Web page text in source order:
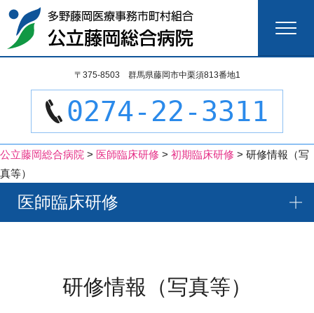
検
索:
〒375-8503 群馬県藤岡市中栗須813番地1
0274-22-3311
公立藤岡総合病院 > 医師臨床研修 > 初期臨床研修 > 研修情報（写
真等）
医師臨床研修
研修情報（写真等）